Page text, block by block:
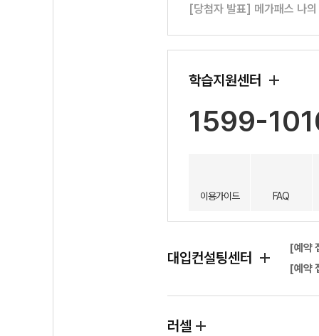
[당첨자 발표] 메가패스 나
학습지원센터
1599-
이용가이드 FAQ
대입컨설팅센터
[예약
[예약
러셀